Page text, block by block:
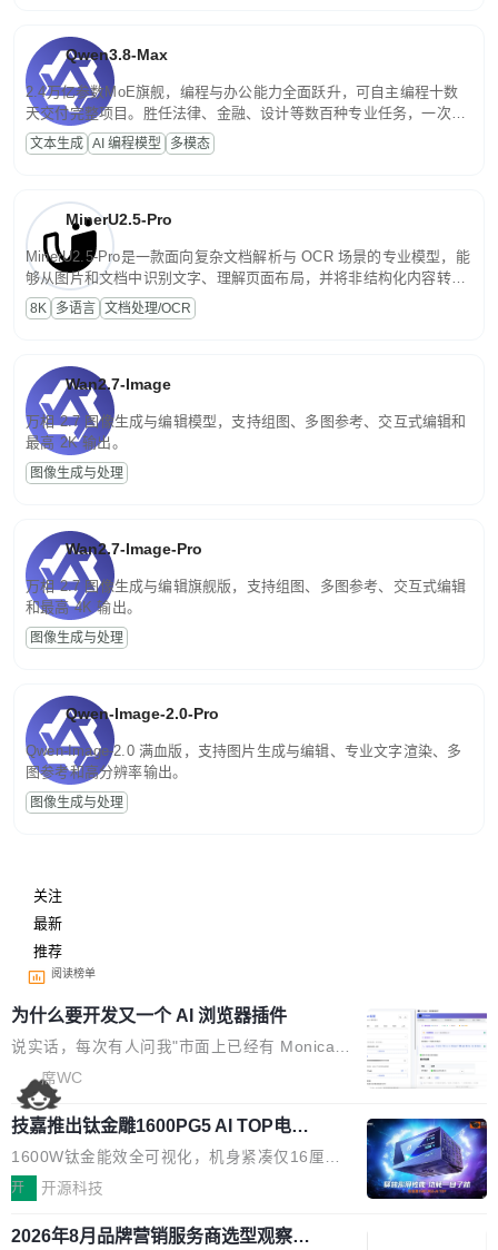
Qwen3.8-Max
2.4万亿参数MoE旗舰，编程与办公能力全面跃升，可自主编程十数
天交付完整项目。胜任法律、金融、设计等数百种专业任务，一次对
话端到端交付生产级成果。原生视觉理解贯穿规划、执行与验证全流
程，支持超长文档与长视频的深度语义解析。长程任务中自主规划与
文本生成 AI 编程模型 多模态
MinerU2.5-Pro
MinerU2.5-Pro是一款面向复杂文档解析与 OCR 场景的专业模型，能
够从图片和文档中识别文字、理解页面布局，并将非结构化内容转换
为便于存储、检索和二次处理的结构化结果。
8K 多语言 文档处理/OCR
Wan2.7-Image
万相 2.7 图像生成与编辑模型，支持组图、多图参考、交互式编辑和
最高 2K 输出。
图像生成与处理
Wan2.7-Image-Pro
万相 2.7 图像生成与编辑旗舰版，支持组图、多图参考、交互式编辑
和最高 4K 输出。
图像生成与处理
Qwen-Image-2.0-Pro
Qwen-Image-2.0 满血版，支持图片生成与编辑、专业文字渲染、多
图参考和高分辨率输出。
图像生成与处理
关注
最新
推荐
阅读榜单
为什么要开发又一个 AI 浏览器插件
说实话，每次有人问我"市面上已经有 Monica、
Sider、Copilot for Chrome 这些 AI 浏览器插件
了，你为什么还要再做一个"，我都觉得这个问题
问得好。 因为我自己也是从用户变成开发者的。
现有产品的天花板 我用过不少 AI 浏览器插件。
刚开始觉得都挺好——选中一段文字，弹出解
要。但用久了你会发现，它们本质上都是同一类
席WC
技嘉推出钛金雕1600PG5 AI TOP电
源：为发烧级主机与本地AI算力打造旗
舰供电方案
1600W钛金能效全可视化，机身紧凑仅16厘米
继2026台北电脑展首度亮相后，技嘉科技近日正
电源专为发烧级DIY主机与本地AI算力平台打
开 开源科技
2026年8月品牌营销服务商选型观察：